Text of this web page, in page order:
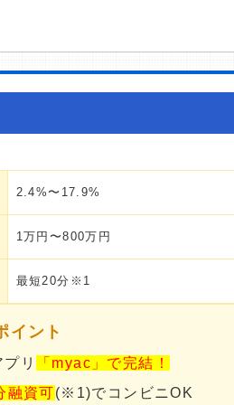
2.4%〜17.9%
1万円〜800万円
最短20分※1
イント
リ
「myac」で完結！
融資可(※1)でコンビニOK